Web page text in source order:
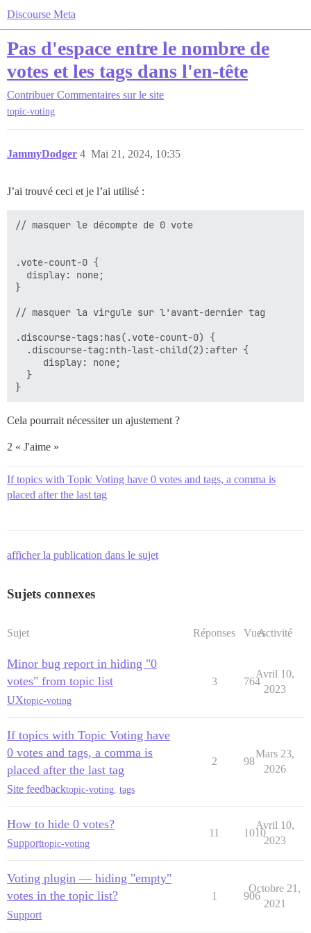
Discourse Meta
Pas d'espace entre le nombre de
votes et les tags dans l'en-tête
Contribuer Commentaires sur le site
topic-voting
JammyDodger Mai 21, 2024, 10:35
4
J’ai trouvé ceci et je l’ai utilisé :
// masquer le décompte de 0 vote
.vote-count-0 {
  display: none;
}
// masquer la virgule sur l'avant-dernier tag
.discourse-tags:has(.vote-count-0) {
  .discourse-tag:nth-last-child(2):after {
     display: none;
  }
Cela pourrait nécessiter un ajustement ?
2 « J'aime »
If topics with Topic Voting have 0 votes and tags, a comma is
placed after the last tag
afficher la publication dans le sujet
Sujets connexes
Sujet Réponses VuesActivité
Minor bug report in hiding "0
votes" from topic list
UXtopic-voting
3 764
Avril 10,
2023
If topics with Topic Voting have
0 votes and tags, a comma is
placed after the last tag
Site feedbacktopic-voting tags
2 98
Mars 23,
2026
How to hide 0 votes?
Supporttopic-voting
11 1010
Avril 10,
2023
Voting plugin — hiding "empty"
votes in the topic list?
Support
1 906
Octobre 21,
2021